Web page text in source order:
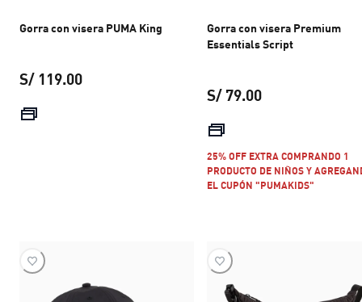
Gorra con visera PUMA King
S/ 119.00
Gorra con visera Premium
Essentials Script
S/ 79.00
25% OFF EXTRA COMPRANDO 1
PRODUCTO DE NIÑOS Y
EL CUPÓN "PUMAKIDS"